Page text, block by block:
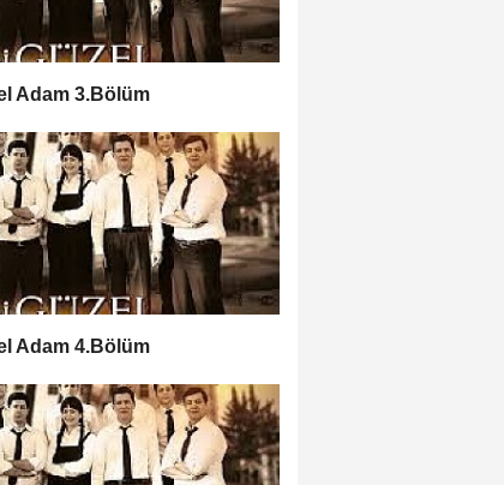
Adam 3.Bölüm
Adam 4.Bölüm